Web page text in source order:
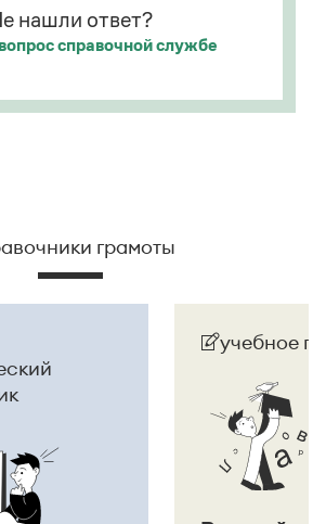
нашли ответ?
справочной службе
грамоты
учебное